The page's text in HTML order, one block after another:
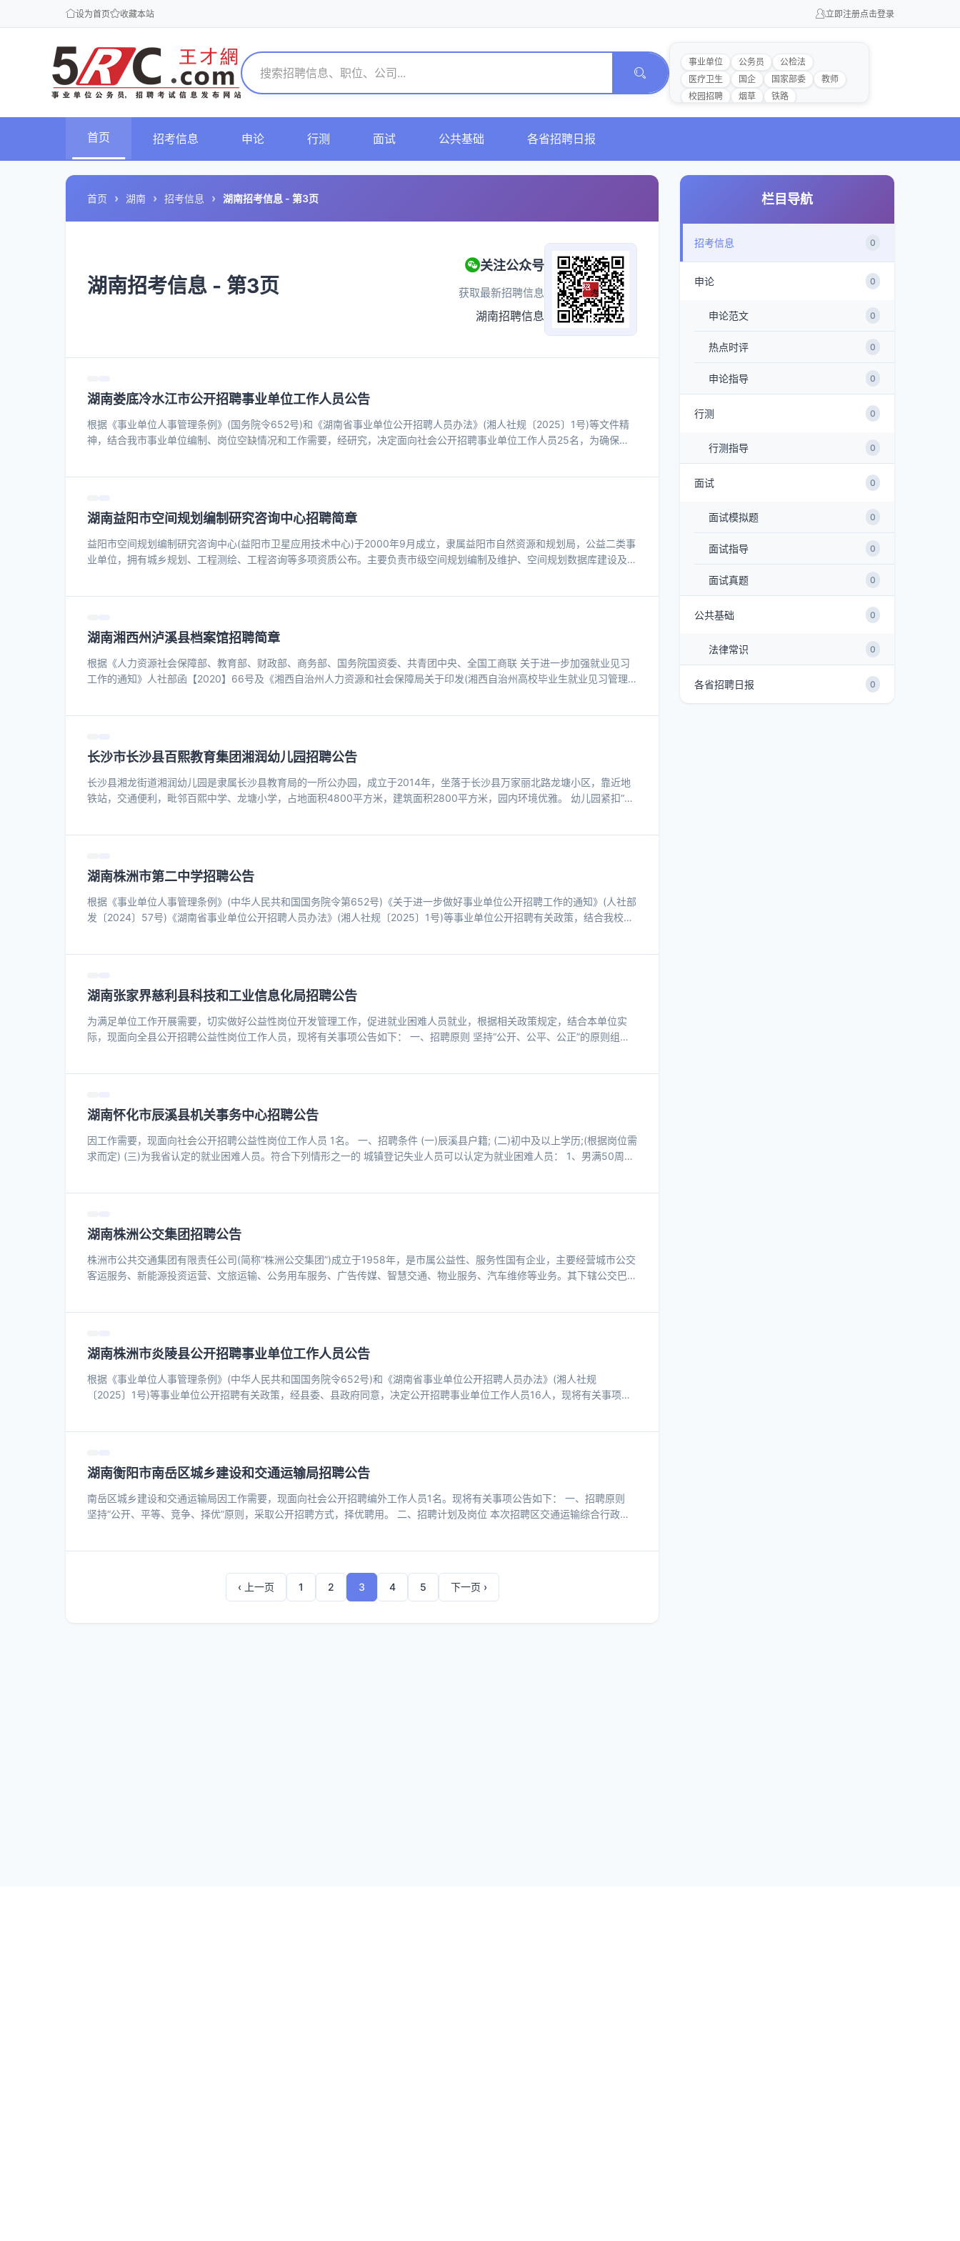
设为首页 收藏本站 立即注册点击登录
事业单位 公务员
公检法
医疗卫生
国企 国家部委
教师
校园招聘
烟草 铁路
首页 招考信息 申论 行测 面试 公共基础 各省招聘日报
首页 湖南 招考信息 湖南招考信息 - 第3页
湖南招考信息 - 第3页
关注公众号
获取最新招聘信息
湖南招聘信息
湖南娄底冷水江市公开招聘事业单位工作人员公告
根据《事业单位人事管理条例》(国务院令652号)和《湖南省事业单位公开招聘人员办法》(湘人社规〔2025〕1号)等文件精
神，结合我市事业单位编制、岗位空缺情况和工作需要，经研究，决定面向社会公开招聘事业单位工作人员25名，为确保此
湖南益阳市空间规划编制研究咨询中心招聘简章
益阳市空间规划编制研究咨询中心(益阳市卫星应用技术中心)于2000年9月成立，隶属益阳市自然资源和规划局，公益二类事
业单位，拥有城乡规划、工程测绘、工程咨询等多项资质公布。主要负责市级空间规划编制及维护、空间规划数据库建设及应
湖南湘西州泸溪县档案馆招聘简章
根据《人力资源社会保障部、教育部、财政部、商务部、国务院国资委、共青团中央、全国工商联 关于进一步加强就业见习
工作的通知》人社部函【2020】66号及《湘西自治州人力资源和社会保障局关于印发(湘西自治州高校毕业生就业见习管理
长沙市长沙县百熙教育集团湘润幼儿园招聘公告
长沙县湘龙街道湘润幼儿园是隶属长沙县教育局的一所公办园，成立于2014年，坐落于长沙县万家丽北路龙塘小区，靠近地
铁站，交通便利，毗邻百熙中学、龙塘小学，占地面积4800平方米，建筑面积2800平方米，园内环境优雅。 幼儿园紧扣“让
湖南株洲市第二中学招聘公告
根据《事业单位人事管理条例》(中华人民共和国国务院令第652号)《关于进一步做好事业单位公开招聘工作的通知》(人社部
发〔2024〕57号)《湖南省事业单位公开招聘人员办法》(湘人社规〔2025〕1号)等事业单位公开招聘有关政策，结合我校工
湖南张家界慈利县科技和工业信息化局招聘公告
为满足单位工作开展需要，切实做好公益性岗位开发管理工作，促进就业困难人员就业，根据相关政策规定，结合本单位实
际，现面向全县公开招聘公益性岗位工作人员，现将有关事项公告如下： 一、招聘原则 坚持“公开、公平、公正”的原则组织
湖南怀化市辰溪县机关事务中心招聘公告
因工作需要，现面向社会公开招聘公益性岗位工作人员 1名。 一、招聘条件 (一)辰溪县户籍; (二)初中及以上学历;(根据岗位需
求而定) (三)为我省认定的就业困难人员。符合下列情形之一的 城镇登记失业人员可以认定为就业困难人员： 1、男满50周
湖南株洲公交集团招聘公告
株洲市公共交通集团有限责任公司(简称“株洲公交集团”)成立于1958年，是市属公益性、服务性国有企业，主要经营城市公交
客运服务、新能源投资运营、文旅运输、公务用车服务、广告传媒、智慧交通、物业服务、汽车维修等业务。其下辖公交巴
湖南株洲市炎陵县公开招聘事业单位工作人员公告
根据《事业单位人事管理条例》(中华人民共和国国务院令652号)和《湖南省事业单位公开招聘人员办法》(湘人社规
〔2025〕1号)等事业单位公开招聘有关政策，经县委、县政府同意，决定公开招聘事业单位工作人员16人，现将有关事项公
湖南衡阳市南岳区城乡建设和交通运输局招聘公告
南岳区城乡建设和交通运输局因工作需要，现面向社会公开招聘编外工作人员1名。现将有关事项公告如下： 一、招聘原则
坚持“公开、平等、竞争、择优”原则，采取公开招聘方式，择优聘用。 二、招聘计划及岗位 本次招聘区交通运输综合行政执
‹ 上一页 1 2 3 4 5 下一页 ›
栏目导航
招考信息 0
申论 0
申论范文 0
热点时评 0
申论指导 0
行测 0
行测指导 0
面试 0
面试模拟题 0
面试指导 0
面试真题 0
公共基础 0
法律常识 0
各省招聘日报 0